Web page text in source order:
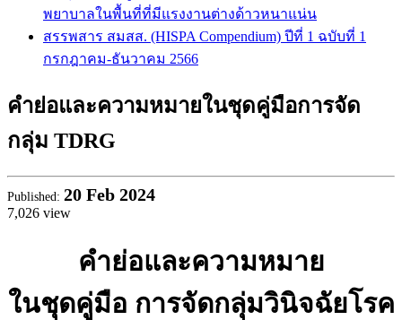
พยาบาลในพื้นที่ที่มีแรงงานต่างด้าวหนาแน่น
สรรพสาร สมสส. (HISPA Compendium) ปีที่ 1 ฉบับที่ 1
กรกฎาคม-ธันวาคม 2566
คำย่อและความหมายในชุดคู่มือการจัด
กลุ่ม TDRG
Published: 20 Feb 2024
7,026 view
คำย่อและความหมาย
ในชุดคู่มือ การจัดกลุ่มวินิจฉัยโรค